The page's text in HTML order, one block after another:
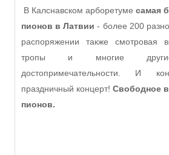
В Калснавском арборетуме самая
пионов в Латвии - более 200
распоряжении также смотровая
тропы и многие другие
достопримечательности. И
праздничный концерт! Свободное
пионов.